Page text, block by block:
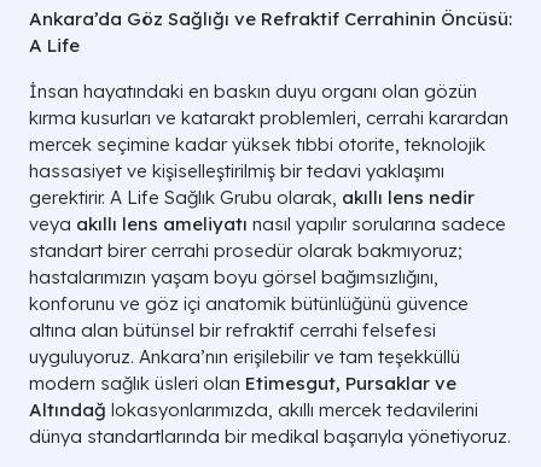
Ankara’da Göz Sağlığı ve Refraktif Cerrahinin Öncüsü:
A Life
İnsan hayatındaki en baskın duyu organı olan gözün
kırma kusurları ve katarakt problemleri, cerrahi karardan
mercek seçimine kadar yüksek tıbbi otorite, teknolojik
hassasiyet ve kişiselleştirilmiş bir tedavi yaklaşımı
gerektirir. A Life Sağlık Grubu olarak, akıllı lens nedir
veya akıllı lens ameliyatı nasıl yapılır sorularına sadece
standart birer cerrahi prosedür olarak bakmıyoruz;
hastalarımızın yaşam boyu görsel bağımsızlığını,
konforunu ve göz içi anatomik bütünlüğünü güvence
altına alan bütünsel bir refraktif cerrahi felsefesi
uyguluyoruz. Ankara’nın erişilebilir ve tam teşekküllü
modern sağlık üsleri olan Etimesgut, Pursaklar ve
Altındağ lokasyonlarımızda, akıllı mercek tedavilerini
dünya standartlarında bir medikal başarıyla yönetiyoruz.